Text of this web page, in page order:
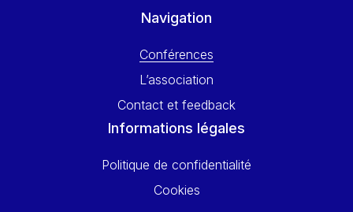
Navigation
Conférences
L’association
Contact et feedback
Informations légales
Politique de confidentialité
Cookies